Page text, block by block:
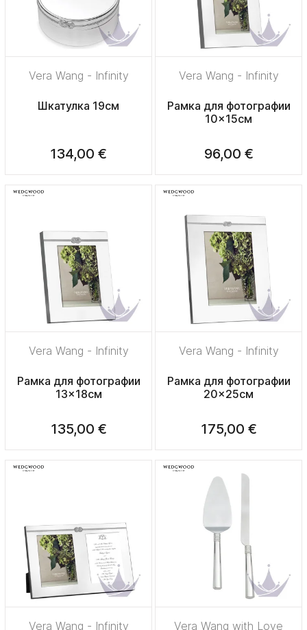
Vera Wang - Infinity
Шкатулка 19см
134,00 €
Vera Wang - Infinity
Рамка для фотографии
10x15см
96,00 €
Vera Wang - Infinity
Рамка для фотографии
13x18см
135,00 €
Vera Wang - Infinity
Рамка для фотографии
20x25см
175,00 €
Vera Wang - Infinity Vera Wang with Love